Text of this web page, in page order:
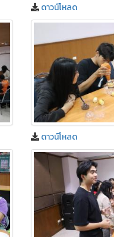
ดาวน์โหลด
ดาวน์โหลด